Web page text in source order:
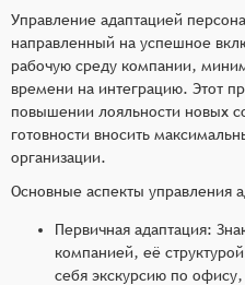
Управление адаптацией
направленный на успешное
рабочую среду компании,
времени на интеграцию. Этот
повышении лояльности новых
готовности вносить
организации.
Основные аспекты управления
Первичная адаптация:
компанией, её
себя экскурсию по